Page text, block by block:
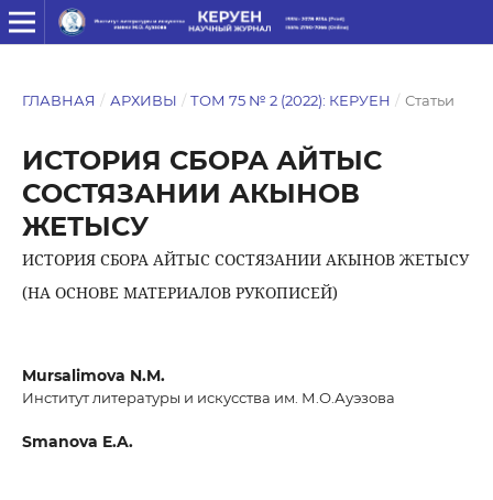
ГЛАВНАЯ / АРХИВЫ / ТОМ 75 № 2 (2022): КЕРУЕН / Статьи
ИСТОРИЯ СБОРА АЙТЫС
СОСТЯЗАНИИ АКЫНОВ
ЖЕТЫСУ
ИСТОРИЯ СБОРА АЙТЫС СОСТЯЗАНИИ АКЫНОВ ЖЕТЫСУ
(НА ОСНОВЕ МАТЕРИАЛОВ РУКОПИСЕЙ)
Mursalimova N.M.
Институт литературы и искусства им. М.О.Ауэзова
Smanova E.A.